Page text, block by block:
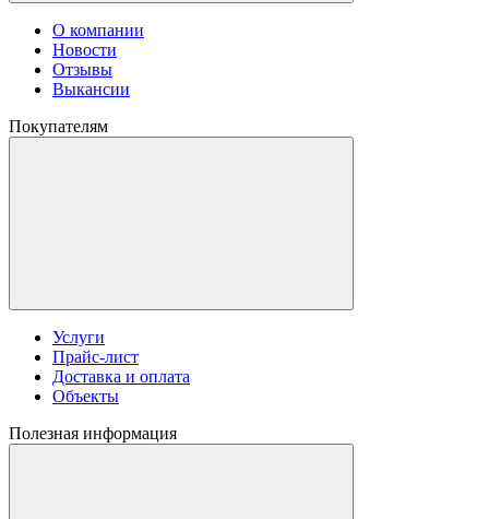
О компании
Новости
Отзывы
Выкансии
Покупателям
Услуги
Прайс-лист
Доставка и оплата
Объекты
Полезная информация